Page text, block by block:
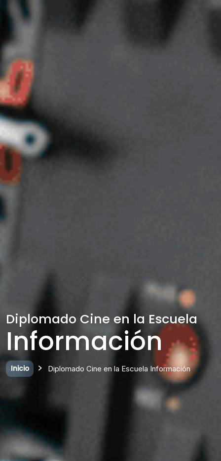
Diplomado Cine en la Escuela
Información
Inicio Diplomado Cine en la Escuela Información